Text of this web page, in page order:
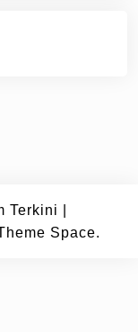
Terkini
Space.